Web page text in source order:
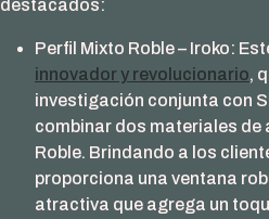
destacados:
Perfil Mixto Roble – Iroko:
innovador y revolucionario,
investigación conjunta con
combinar dos materiales de
Roble. Brindando a los
proporciona una ventana
atractiva que agrega un